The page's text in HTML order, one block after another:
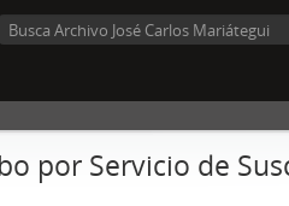
por Servicio de